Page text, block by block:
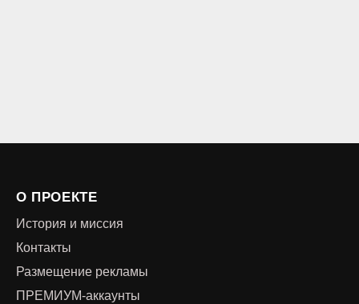
О ПРОЕКТЕ
История и миссия
Контакты
Размещение рекламы
ПРЕМИУМ-аккаунты